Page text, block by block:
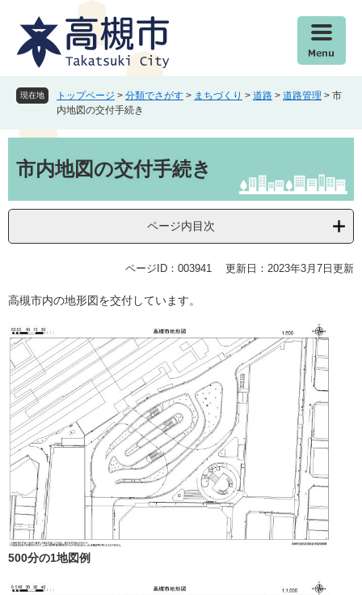
現在地 トップページ > 分類でさがす > まちづくり > 道路 > 道路管理 > 市
内地図の交付手続き
文市内地図の交付手続き
ページ内目次
ページID：003941 更新日：2023年3月7日更新
高槻市内の地形図を交付しています。
500分の1地図例